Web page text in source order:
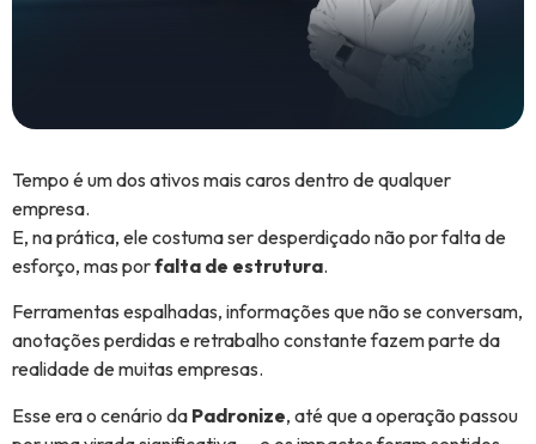
Tempo é um dos ativos mais caros dentro de qualquer
empresa.
E, na prática, ele costuma ser desperdiçado não por falta de
esforço, mas porfalta de estrutura.
Ferramentas espalhadas, informações que não se conversam,
anotações perdidas e retrabalho constante fazem parte da
realidade de muitas empresas.
Esse era o cenário da Padronize, até que a operação passou